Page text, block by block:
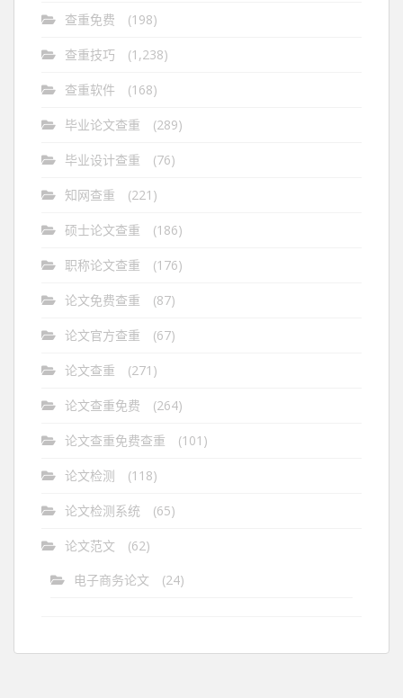
查重免费 (198)
查重技巧 (1,238)
查重软件 (168)
毕业论文查重 (289)
毕业设计查重 (76)
知网查重 (221)
硕士论文查重 (186)
职称论文查重 (176)
论文免费查重 (87)
论文官方查重 (67)
论文查重 (271)
论文查重免费 (264)
论文查重免费查重 (101)
论文检测 (118)
论文检测系统 (65)
论文范文
(62)
电子商务论文
(24)